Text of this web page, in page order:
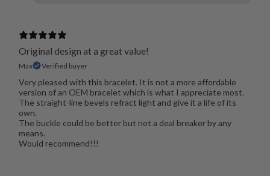
Original design at a great value!
Max Verified buyer
Very pleased with this bracelet. It is not a more affordable
version of an OEM bracelet which is what I appreciate most.
The straight-line bevels refract light and give it a life of its
own.
The buckle could be better but not a deal breaker by any
means.
Would recommend!!!